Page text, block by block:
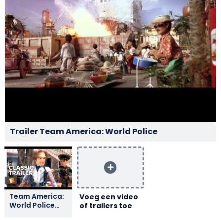
Trailer Team America: World Police
Team America:
World Police
Voeg een video
of trailers toe